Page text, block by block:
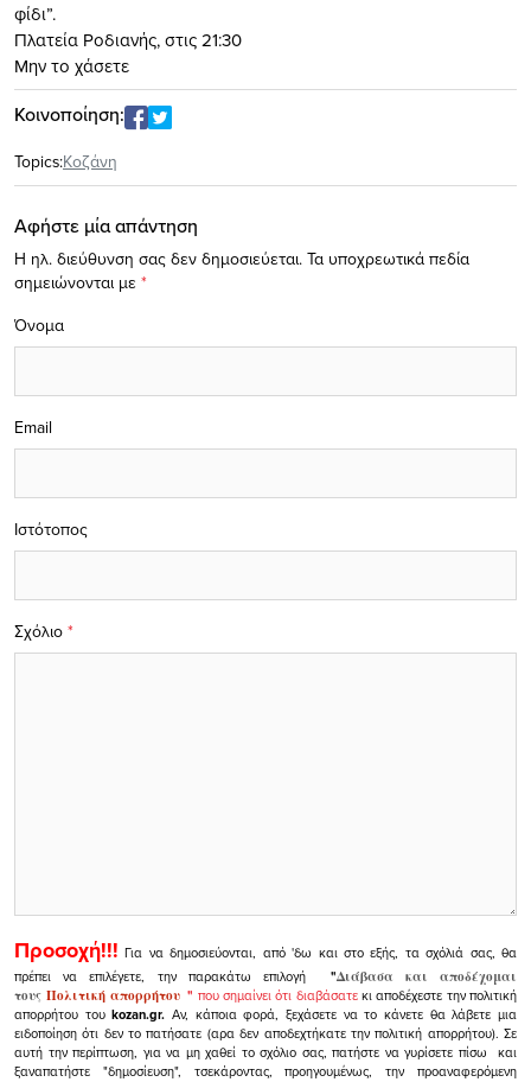
φίδι”.
Πλατεία Ροδιανής, στις 21:30
Μην το χάσετε
Κοινοποίηση:
Topics:Κοζάνη
Αφήστε μία απάντηση
Η ηλ. διεύθυνση σας δεν δημοσιεύεται. Τα υποχρεωτικά πεδία
σημειώνονται με *
Σχόλιο *
Όνομα
Email
Ιστότοπος
Προσοχή!!! Για να δημοσιεύονται, από 'δω και στο εξής, τα σχόλιά σας, θα
πρέπει να επιλέγετε, την παρακάτω επιλογή
"Διάβασα και αποδέχομαι
τουςΠολιτική απορρήτου" που σημαίνει ότι διαβάσατεκι αποδέχεστε την πολιτική
απορρήτου τουkozan.gr. Αν, κάποια φορά, ξεχάσετε να το κάνετε θα λάβετε μια
ειδοποίηση ότι δεν το πατήσατε (αρα δεν αποδεχτήκατε την πολιτική απορρήτου). Σε
αυτή την περίπτωση, για να μη χαθεί το σχόλιο σας, πατήστε να γυρίσετε πίσω και
ξαναπατήστε "δημοσίευση", τσεκάροντας, προηγουμένως, την προαναφερόμενη